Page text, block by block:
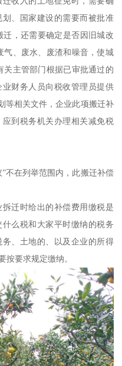
、国家建设的需要而被批准
，还需要确定是否因旧城改
、废水、废渣和噪音，使城
主管部门根据已审批通过的
财务人员向税收管理员提供
等相关文件，企业此项搬迁补
到税务机关办理相关减免税
不在列举范围内，此搬迁补偿
迁时给出的补偿费用缴税是
么税和大家平时缴纳的税务
、土地的、以及企业的所得
按要求规定缴纳。